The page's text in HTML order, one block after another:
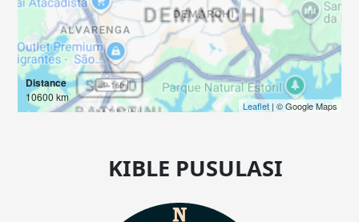
Distance
10600 km
Leaflet| © Google Maps
KIBLE PUSULASI